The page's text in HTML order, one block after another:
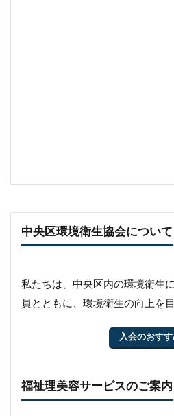
中央区環境衛生協会について
私たちは、中央区内の環境衛生
員とともに、環境衛生の向上を
入会のおす
福祉理美容サービスのご案内